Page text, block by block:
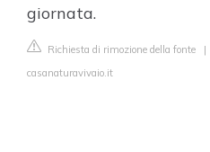
giornata.
Richiesta di rimozione della fonte |
casanaturavivaio.it